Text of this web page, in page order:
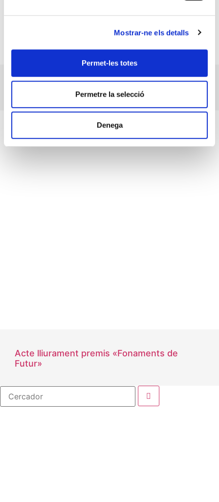
Mostrar-ne els detalls
Permet-les totes
Permetre la selecció
Denega
Acte lliurament premis «Fonaments de
Futur»
Cercador